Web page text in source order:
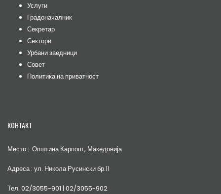
Услуги
Градоначалник
Секретар
Сектори
Урбани заедници
Совет
Политика на приватност
КОНТАКТ
Место : Општина Карпош , Македонија
Адреса : ул. Никола Русински бр.11
Тел. 02/3055-901 | 02/3055-902